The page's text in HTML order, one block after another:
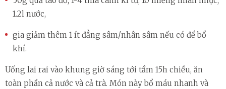
1.2l nước,
gia giảm thêm 1 ít đẳng sâm/nhân sâm nếu có để bổ
khí.
Uống lai rai vào khung giờ sáng tới tầm 15h chiều, ăn
toàn phần cả nước và cả trà. Món này bổ máu nhanh và